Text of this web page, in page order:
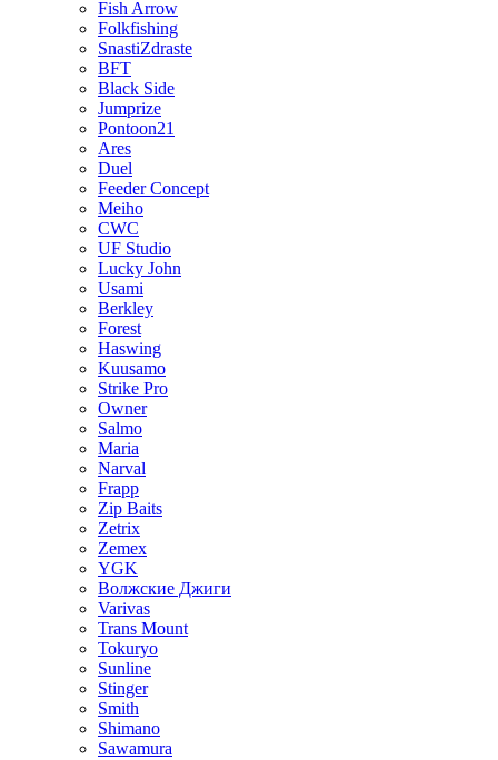
Fish Arrow
Folkfishing
SnastiZdraste
BFT
Black Side
Jumprize
Pontoon21
Ares
Duel
Feeder Concept
Meiho
CWC
UF Studio
Lucky John
Usami
Berkley
Forest
Haswing
Kuusamo
Strike Pro
Owner
Salmo
Maria
Narval
Frapp
Zip Baits
Zetrix
Zemex
YGK
Волжские Джиги
Varivas
Trans Mount
Tokuryo
Sunline
Stinger
Smith
Shimano
Sawamura